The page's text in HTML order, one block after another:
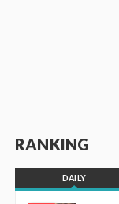
RANKING
DAILY